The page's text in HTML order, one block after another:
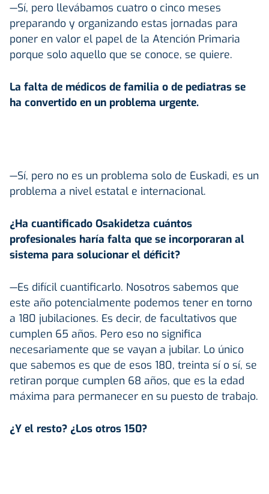
—Sí, pero llevábamos cuatro o cinco meses
preparando y organizando estas jornadas para
poner en valor el papel de la Atención Primaria
porque solo aquello que se conoce, se quiere.
La falta de médicos de familia o de pediatras se
ha convertido en un problema urgente.
—Sí, pero no es un problema solo de Euskadi, es un
problema a nivel estatal e internacional.
¿Ha cuantificado Osakidetza cuántos
profesionales haría falta que se incorporaran al
sistema para solucionar el déficit?
—Es difícil cuantificarlo. Nosotros sabemos que
este año potencialmente podemos tener en torno
a 180 jubilaciones. Es decir, de facultativos que
cumplen 65 años. Pero eso no significa
necesariamente que se vayan a jubilar. Lo único
que sabemos es que de esos 180, treinta sí o sí, se
retiran porque cumplen 68 años, que es la edad
máxima para permanecer en su puesto de trabajo.
¿Y el resto? ¿Los otros 150?